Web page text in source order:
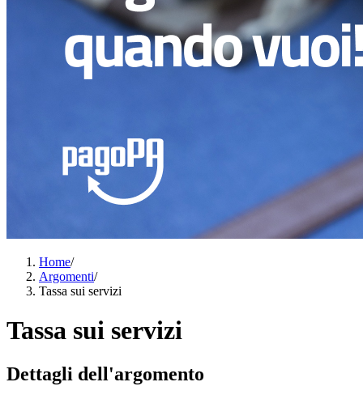
Home/
Argomenti/
Tassa sui servizi
Tassa sui servizi
Dettagli dell'argomento